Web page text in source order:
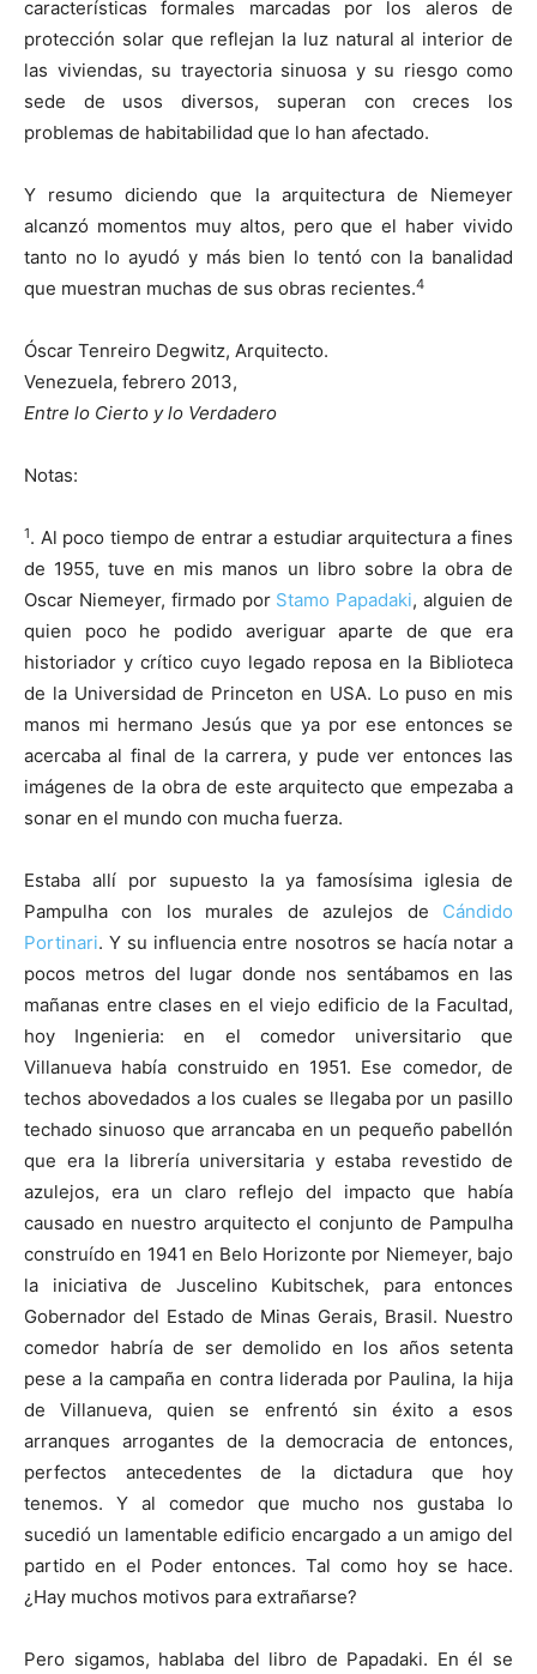
características formales marcadas por los aleros de
protección solar que reflejan la luz natural al interior de
las viviendas, su trayectoria sinuosa y su riesgo como
sede de usos diversos, superan con creces los
problemas de habitabilidad que lo han afectado.
Y resumo diciendo que la arquitectura de Niemeyer
alcanzó momentos muy altos, pero que el haber vivido
tanto no lo ayudó y más bien lo tentó con la banalidad
que muestran muchas de sus obras recientes.4
Óscar Tenreiro Degwitz, Arquitecto.
Venezuela, febrero 2013,
Entre lo Cierto y lo Verdadero
Notas:
1. Al poco tiempo de entrar a estudiar arquitectura a fines
de 1955, tuve en mis manos un libro sobre la obra de
Oscar Niemeyer, firmado por Stamo Papadaki, alguien de
quien poco he podido averiguar aparte de que era
historiador y crítico cuyo legado reposa en la Biblioteca
de la Universidad de Princeton en USA. Lo puso en mis
manos mi hermano Jesús que ya por ese entonces se
acercaba al final de la carrera, y pude ver entonces las
imágenes de la obra de este arquitecto que empezaba a
sonar en el mundo con mucha fuerza.
Estaba allí por supuesto la ya famosísima iglesia de
Pampulha con los murales de azulejos de Cándido
Portinari. Y su influencia entre nosotros se hacía notar a
pocos metros del lugar donde nos sentábamos en las
mañanas entre clases en el viejo edificio de la Facultad,
hoy Ingenieria: en el comedor universitario que
Villanueva había construido en 1951. Ese comedor, de
techos abovedados a los cuales se llegaba por un pasillo
techado sinuoso que arrancaba en un pequeño pabellón
que era la librería universitaria y estaba revestido de
azulejos, era un claro reflejo del impacto que había
causado en nuestro arquitecto el conjunto de Pampulha
construído en 1941 en Belo Horizonte por Niemeyer, bajo
la iniciativa de Juscelino Kubitschek, para entonces
Gobernador del Estado de Minas Gerais, Brasil. Nuestro
comedor habría de ser demolido en los años setenta
pese a la campaña en contra liderada por Paulina, la hija
de Villanueva, quien se enfrentó sin éxito a esos
arranques arrogantes de la democracia de entonces,
perfectos antecedentes de la dictadura que hoy
tenemos. Y al comedor que mucho nos gustaba lo
sucedió un lamentable edificio encargado a un amigo del
partido en el Poder entonces. Tal como hoy se hace.
¿Hay muchos motivos para extrañarse?
Pero sigamos, hablaba del libro de Papadaki. En él se